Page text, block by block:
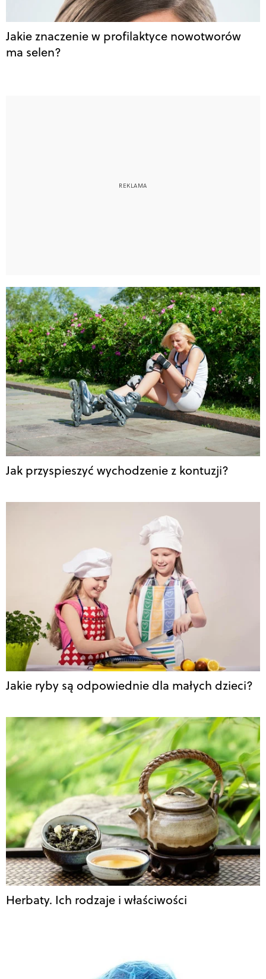
Jakie znaczenie w profilaktyce nowotworów
ma selen?
Jak przyspieszyć wychodzenie z kontuzji?
Jakie ryby są odpowiednie dla małych dzieci?
Herbaty. Ich rodzaje i właściwości